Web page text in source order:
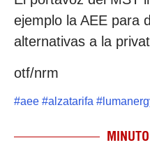
ejemplo la AEE para
alternativas a la
otf/nrm
#aee #alzatarifa #